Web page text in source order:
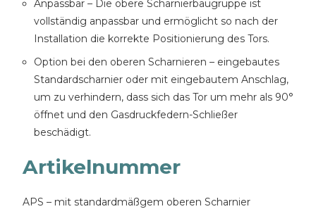
Anpassbar – Die obere Scharnierbaugruppe ist
vollständig anpassbar und ermöglicht so nach der
Installation die korrekte Positionierung des Tors.
Option bei den oberen Scharnieren – eingebautes
Standardscharnier oder mit eingebautem Anschlag,
um zu verhindern, dass sich das Tor um mehr als 90°
öffnet und den Gasdruckfedern-Schließer
beschädigt.
Artikelnummer
APS – mit standardmäßgem oberen Scharnier